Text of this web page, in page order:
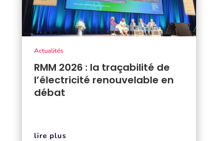
RMM 2026 : la traçabilité de
l’électricité renouvelable en
débat
Actualités
lire plus